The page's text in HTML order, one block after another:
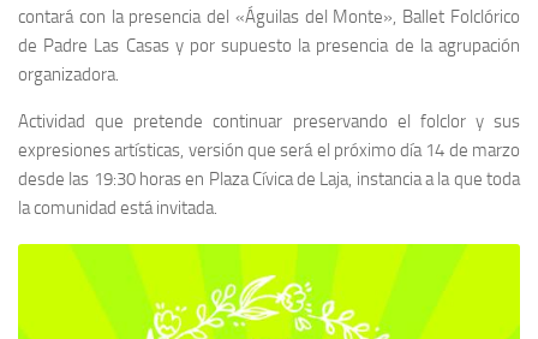
contará con la presencia del «Águilas del Monte», Ballet Folclórico
de Padre Las Casas y por supuesto la presencia de la agrupación
organizadora.
Actividad que pretende continuar preservando el folclor y sus
expresiones artísticas, versión que será el próximo día 14 de marzo
desde las 19:30 horas en Plaza Cívica de Laja, instancia a la que toda
la comunidad está invitada.